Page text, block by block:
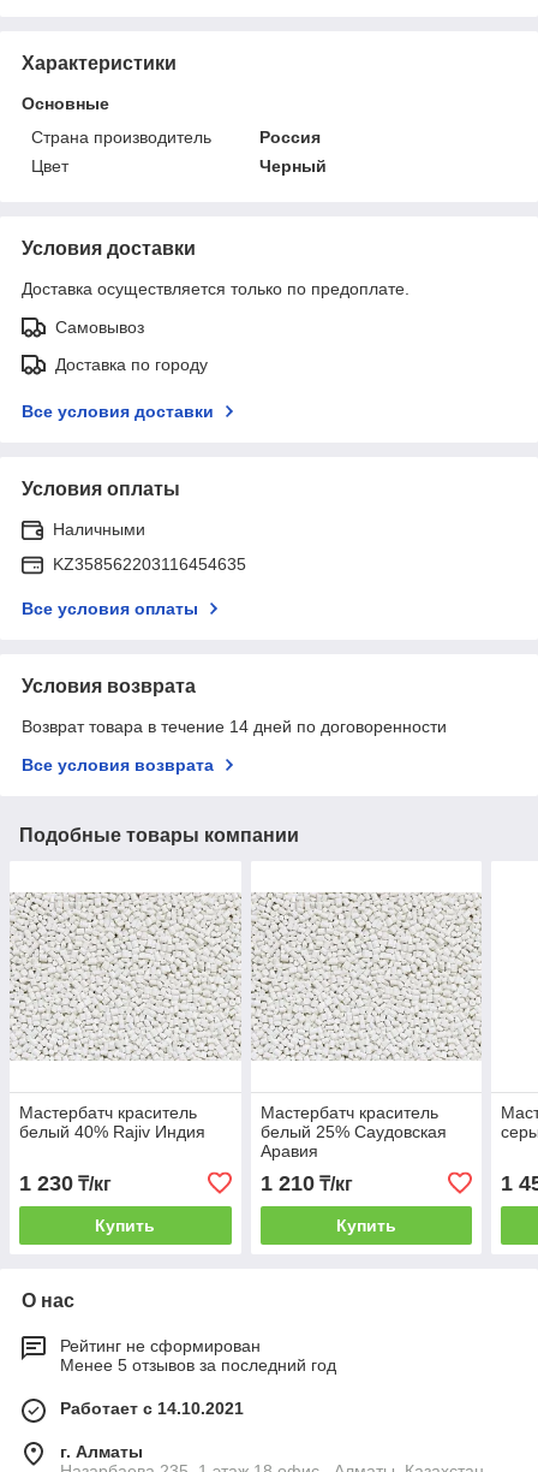
Характеристики
Основные
Страна производитель
Россия
Цвет
Черный
Условия доставки
Доставка осуществляется только по предоплате.
Самовывоз
Доставка по городу
Все условия доставки
Условия оплаты
Наличными
KZ358562203116454635
Все условия оплаты
Условия возврата
Возврат товара в течение 14 дней по договоренности
Все условия возврата
Подобные товары компании
Мастербатч краситель
белый 40% Rajiv Индия
1 230 ₸/кг
Купить
Мастербатч краситель
белый 25% Саудовская
Аравия
1 210₸/кг
Купить
1
О нас
Рейтинг не сформирован
Менее 5 отзывов за последний год
Работает с 14.10.2021
г. Алматы